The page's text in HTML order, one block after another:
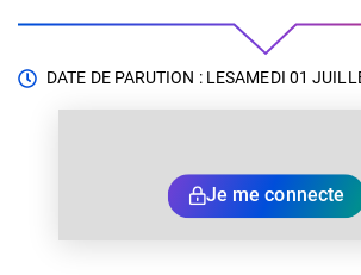
DATE DE PARUTION : LESAMEDI 01
Je me connecte